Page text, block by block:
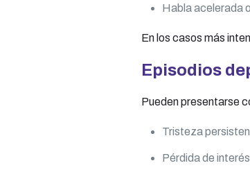
Habla acelerada
En los casos más
Episodios
Pueden presentarse
Tristeza
Pérdida de